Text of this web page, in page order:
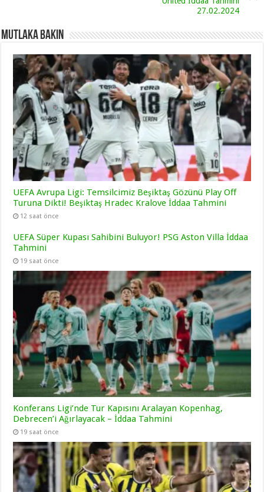
27.02.2024
Mutlaka Bakın
UEFA Avrupa Ligi: Temsilcimiz Beşiktaş Gözünü Play Off
Turuna Dikti! Beşiktaş Hradec Kralove İddaa Tahmini
12 saat önce
UEFA Süper Kupası Sahibini Buluyor! PSG Aston Villa İddaa
Tahmini
19 saat önce
Konferans Ligi’nde Tur Kapısını Aralayan Kopenhag,
Debrecen’i Ağırlayacak – İddaa Tahmini
19 saat önce